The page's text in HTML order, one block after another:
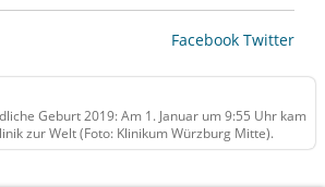
Facebook Twitter
Geburt 2019: Am 1. Januar um 9:55 Uhr kam
zur Welt (Foto: Klinikum Würzburg Mitte).